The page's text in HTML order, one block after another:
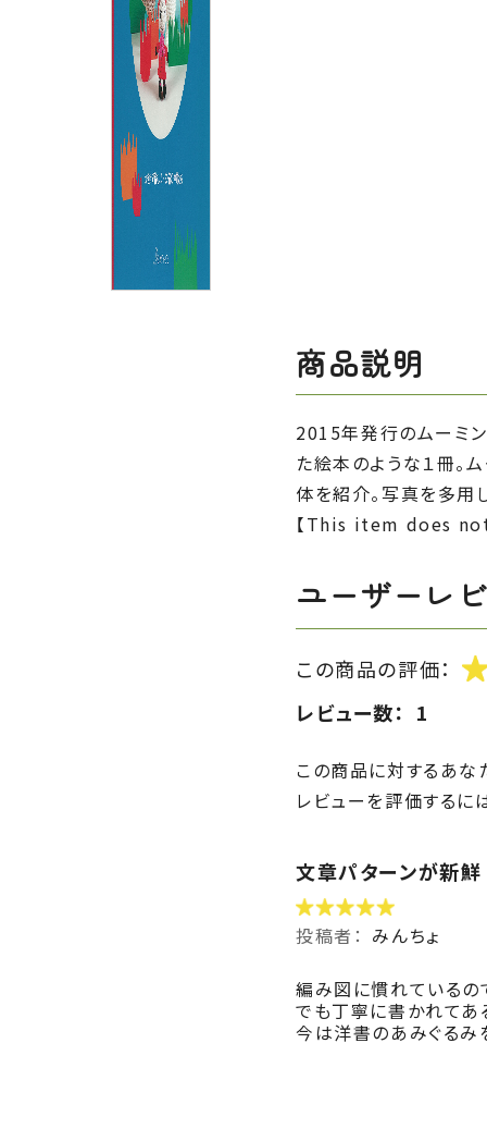
商品説明
2015年発行のムーミ
た絵本のような１冊。
体を紹介。写真を多用
【This item does
ユーザーレ
この商品の評価：
レビュー数： 1
この商品に対するあな
レビューを評価するに
文章パターンが新鮮
投稿者： みんちょ
編み図に慣れているの
でも丁寧に書かれてあ
今は洋書のあみぐるみ